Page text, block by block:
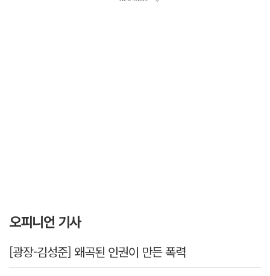
오피니언 기사
[광장-김성준] 왜곡된 인권이 만든 폭력